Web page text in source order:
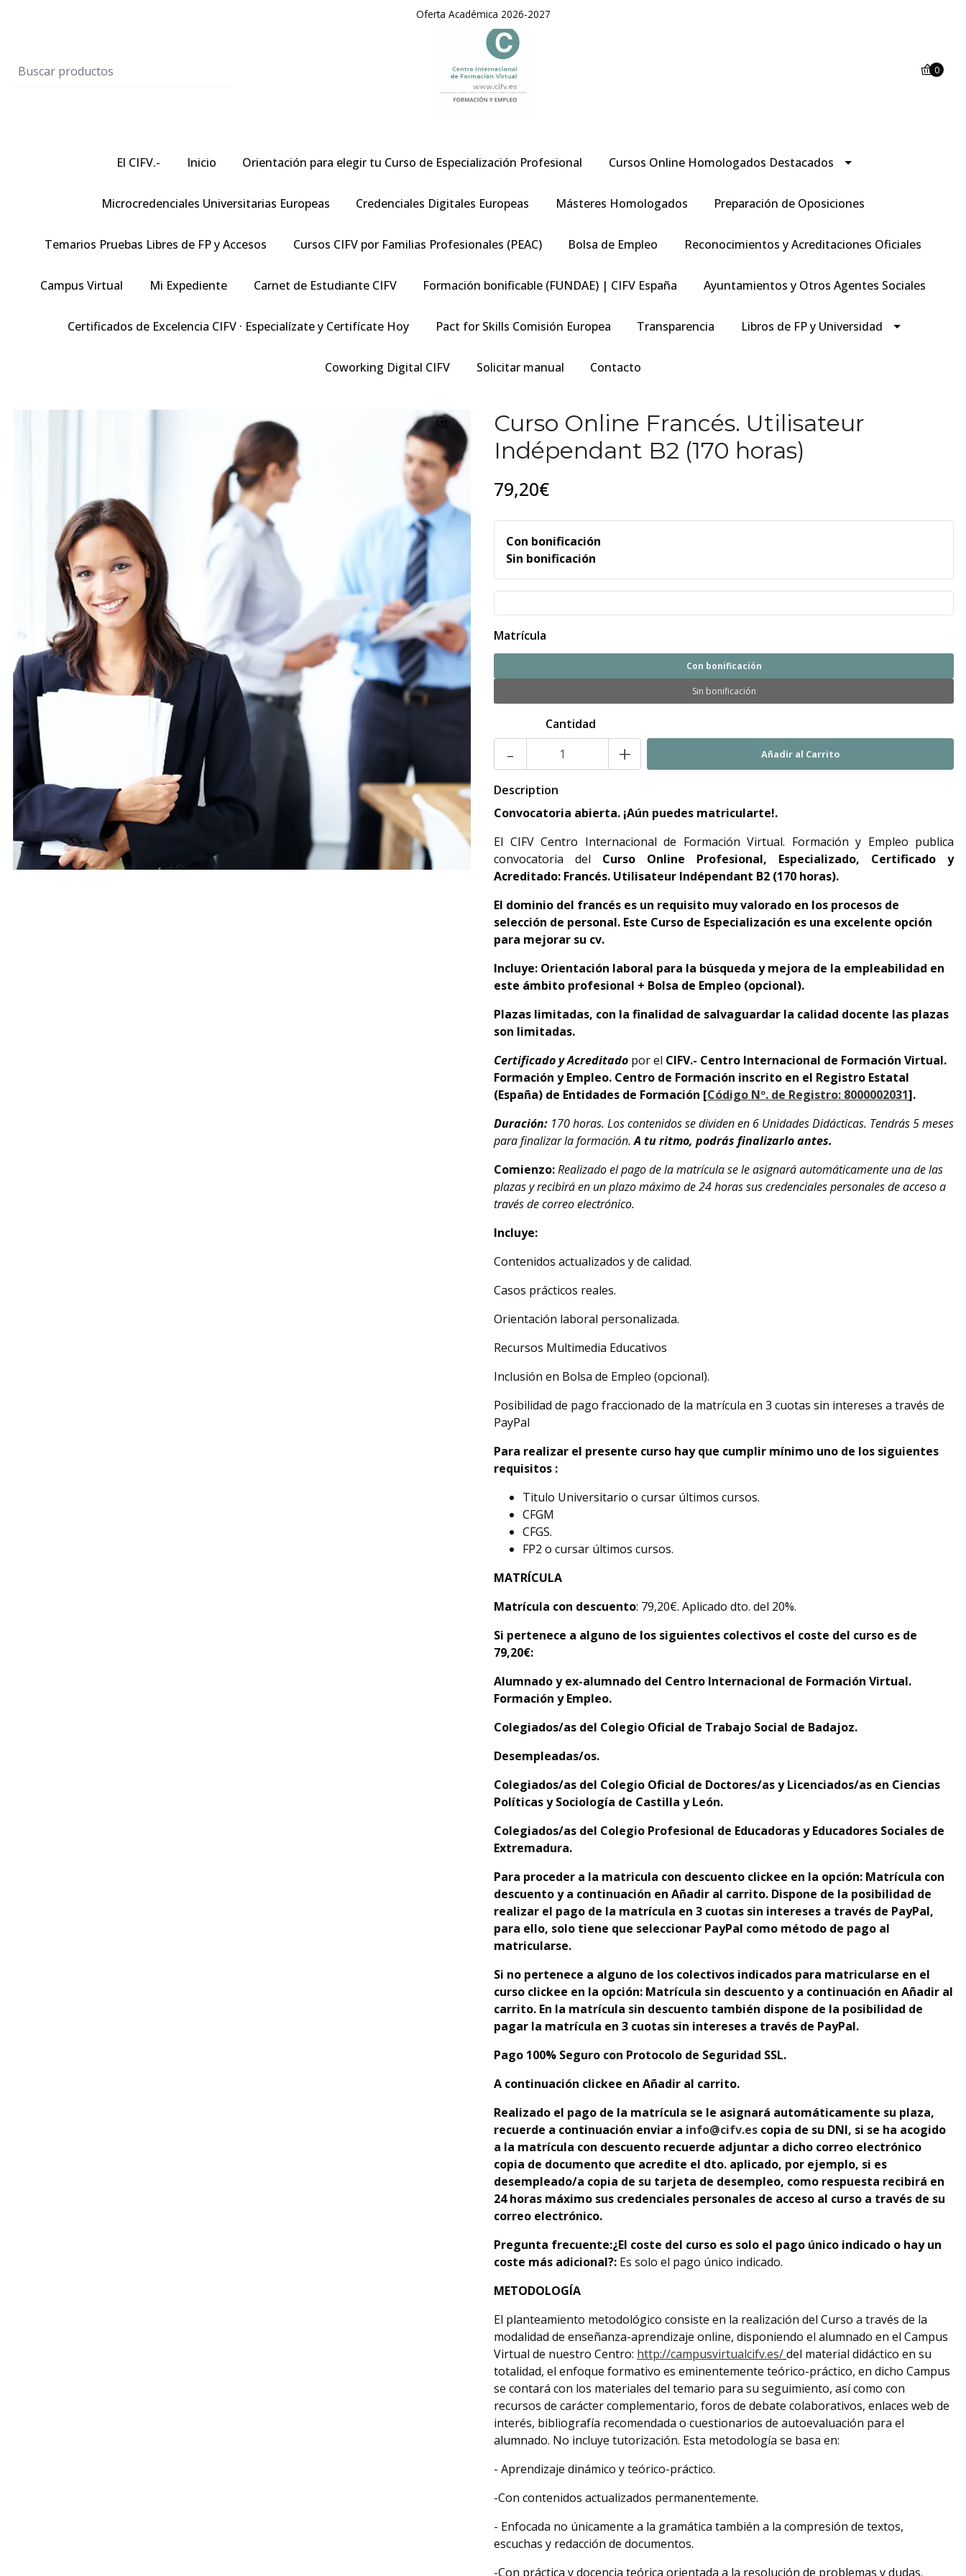
Oferta Académica 2026-2027
0
El CIFV.- Inicio Orientación para elegir tu Curso de Especialización Profesional Cursos Online Homologados Destacados
Microcredenciales Universitarias Europeas Credenciales Digitales Europeas Másteres Homologados Preparación de Oposiciones
Temarios Pruebas Libres de FP y Accesos Cursos CIFV por Familias Profesionales (PEAC) Bolsa de Empleo Reconocimientos y Acreditaciones Oficiales
Campus Virtual Mi Expediente Carnet de Estudiante CIFV Formación bonificable (FUNDAE) | CIFV España Ayuntamientos y Otros Agentes Sociales
Certificados de Excelencia CIFV · Especialízate y Certifícate Hoy Pact for Skills Comisión Europea Transparencia Libros de FP y Universidad
Coworking Digital CIFV Solicitar manual Contacto
Curso Online Francés. Utilisateur
Indépendant B2 (170 horas)
79,20€
Con bonificación
Sin bonificación
Matrícula
Con bonificación
Sin bonificación
Cantidad
- +
Description
Convocatoria abierta. ¡Aún puedes matricularte!.
El CIFV Centro Internacional de Formación Virtual. Formación y Empleo publica
convocatoria del Curso Online Profesional, Especializado, Certificado y
Acreditado: Francés. Utilisateur Indépendant B2 (170 horas).
El dominio del francés es un requisito muy valorado en los procesos de
selección de personal. Este Curso de Especialización es una excelente opción
para mejorar su cv.
Incluye: Orientación laboral para la búsqueda y mejora de la empleabilidad en
este ámbito profesional + Bolsa de Empleo (opcional).
Plazas limitadas, con la finalidad de salvaguardar la calidad docente las plazas
son limitadas.
Certificado y Acreditado por el CIFV.- Centro Internacional de Formación Virtual.
Formación y Empleo. Centro de Formación inscrito en el Registro Estatal
(España) de Entidades de Formación [Código Nº. de Registro: 8000002031].
Duración: 170 horas. Los contenidos se dividen en 6 Unidades Didácticas. Tendrás 5 meses
para finalizar la formación.A tu ritmo, podrás finalizarlo antes.
Comienzo:Realizado el pago de la matrícula se le asignará automáticamente una de las
plazas y recibirá en un plazo máximo de 24 horas sus credenciales personales de acceso a
través de correo electrónico.
Incluye:
Contenidos actualizados y de calidad.
Casos prácticos reales.
Orientación laboral personalizada.
Recursos Multimedia Educativos
Inclusión en Bolsa de Empleo (opcional).
Posibilidad de pago fraccionado de la matrícula en 3 cuotas sin intereses a través de
PayPal
Para realizar el presente curso hay que cumplir mínimo uno de los siguientes
requisitos :
Titulo Universitario o cursar últimos cursos.
CFGM
CFGS.
FP2 o cursar últimos cursos.
MATRÍCULA
Matrícula con descuento: 79,20€. Aplicado dto. del 20%.
Si pertenece a alguno de los siguientes colectivos el coste del curso es de
79,20€:
Alumnado y ex-alumnado del Centro Internacional de Formación Virtual.
Formación y Empleo.
Colegiados/as del Colegio Oficial de Trabajo Social de Badajoz.
Desempleadas/os.
Colegiados/as del Colegio Oficial de Doctores/as y Licenciados/as en Ciencias
Políticas y Sociología de Castilla y León.
Colegiados/as del Colegio Profesional de Educadoras y Educadores Sociales de
Extremadura.
Para proceder a la matricula con descuento clickee en la opción: Matrícula con
descuento y a continuación en Añadir al carrito. Dispone de la posibilidad de
realizar el pago de la matrícula en 3 cuotas sin intereses a través de PayPal,
para ello, solo tiene que seleccionar PayPal como método de pago al
matricularse.
Si no pertenece a alguno de los colectivos indicados para matricularse en el
curso clickee en la opción: Matrícula sin descuento y a continuación en Añadir al
carrito. En la matrícula sin descuento también dispone de la posibilidad de
pagar la matrícula en 3 cuotas sin intereses a través de PayPal.
Pago 100% Seguro con Protocolo de Seguridad SSL.
A continuación clickee en Añadir al carrito.
Realizado el pago de la matrícula se le asignará automáticamente su plaza,
recuerde a continuación enviar a info@cifv.es copia de su DNI, si se ha acogido
a la matrícula con descuento recuerde adjuntar a dicho correo electrónico
copia de documento que acredite el dto. aplicado, por ejemplo, si es
desempleado/a copia de su tarjeta de desempleo, como respuesta recibirá en
24 horas máximo sus credenciales personales de acceso al curso a través de su
correo electrónico.
Pregunta frecuente:¿El coste del curso es solo el pago único indicado o hay un
coste más adicional?: Es solo el pago único indicado.
METODOLOGÍA
El planteamiento metodológico consiste en la realización del Curso a través de la
modalidad de enseñanza-aprendizaje online, disponiendo el alumnado en el Campus
Virtual de nuestro Centro: http://campusvirtualcifv.es/del material didáctico en su
totalidad, el enfoque formativo es eminentemente teórico-práctico, en dicho Campus
se contará con los materiales del temario para su seguimiento, así como con
recursos de carácter complementario, foros de debate colaborativos, enlaces web de
interés, bibliografía recomendada o cuestionarios de autoevaluación para el
alumnado. No incluye tutorización. Esta metodología se basa en:
- Aprendizaje dinámico y teórico-práctico.
-Con contenidos actualizados permanentemente.
- Enfocada no únicamente a la gramática también a la compresión de textos,
escuchas y redacción de documentos.
-Con práctica y docencia teórica orientada a la resolución de problemas y dudas.